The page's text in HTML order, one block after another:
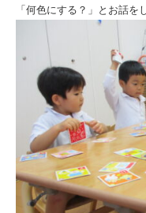
祉
法
人
ひ
と
ま
る
会
「何色にする？」とお話を